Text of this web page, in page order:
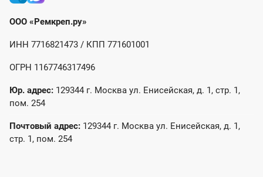
ООО «Ремкреп.ру»
ИНН 7716821473 / КПП 771601001
ОГРН 1167746317496
Юр. адрес: 129344 г. Москва ул. Енисейская, д. 1, стр. 1,
пом. 254
Почтовый адрес: 129344 г. Москва ул. Енисейская, д. 1,
стр. 1, пом. 254